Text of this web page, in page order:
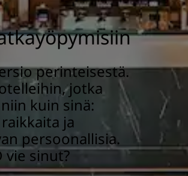
perinteisestä.
jotka
kuin sinä:
ja
persoonallisia.
vie sinut?